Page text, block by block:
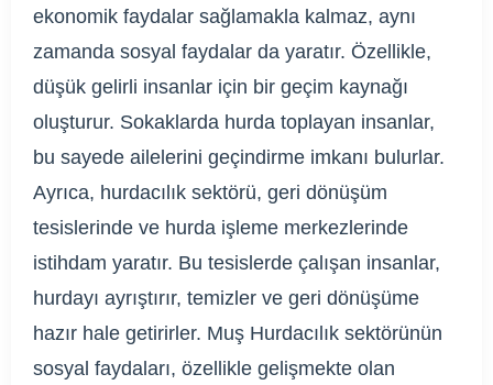
ekonomik faydalar sağlamakla kalmaz, aynı
zamanda sosyal faydalar da yaratır. Özellikle,
düşük gelirli insanlar için bir geçim kaynağı
oluşturur. Sokaklarda hurda toplayan insanlar,
bu sayede ailelerini geçindirme imkanı bulurlar.
Ayrıca, hurdacılık sektörü, geri dönüşüm
tesislerinde ve hurda işleme merkezlerinde
istihdam yaratır. Bu tesislerde çalışan insanlar,
hurdayı ayrıştırır, temizler ve geri dönüşüme
hazır hale getirirler. Muş Hurdacılık sektörünün
sosyal faydaları, özellikle gelişmekte olan